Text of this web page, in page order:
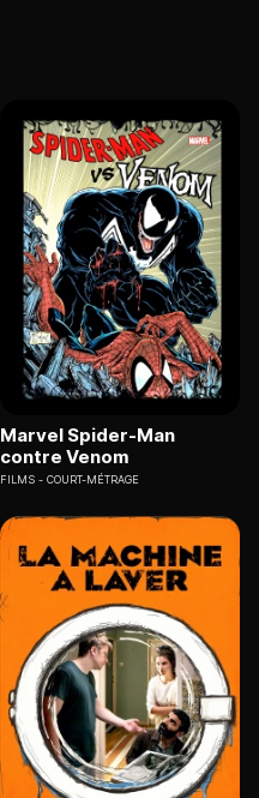
Marvel Spider-Man
contre Venom
FILMS COURT-MÉTRAGE